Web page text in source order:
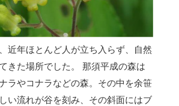
近年ほとんど人が立ち入らず、自然
きた場所でした。 那須平成の森は
ラやコナラなどの森。その中を余笹
い流れが谷を刻み、その斜面にはブ